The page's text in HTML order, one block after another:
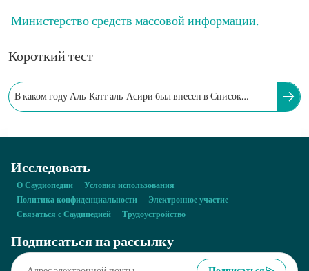
Министерство средств массовой информации.
Короткий тест
В каком году Аль-Катт аль-Асири был внесен в Список
Исследовать
О Саудиопедии
Условия использования
Политика конфиденциальности
Электронное участие
Связаться с Саудипедией
Трудоустройство
Подписаться на рассылку